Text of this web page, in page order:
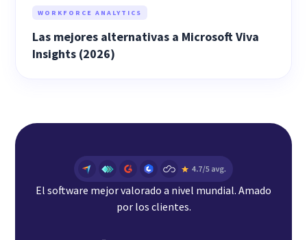
WORKFORCE ANALYTICS
Las mejores alternativas a Microsoft Viva
Insights (2026)
El software mejor valorado a nivel mundial. Amado
por los clientes.